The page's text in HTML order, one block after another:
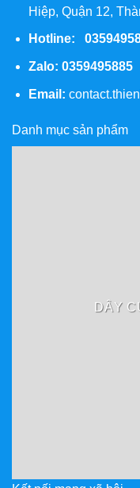
Hiệp, Quận 12,
Hotline:
Zalo: 0359495885
Email:
Danh mục sản phẩm
DÂY